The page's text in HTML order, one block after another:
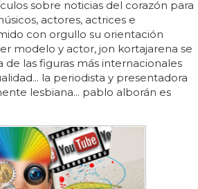
sobre noticias del corazón para
actores, actrices e
con orgullo su orientación
modelo y actor, jon kortajarena se
de las figuras más internacionales
la periodista y presentadora
lesbiana... pablo alborán es